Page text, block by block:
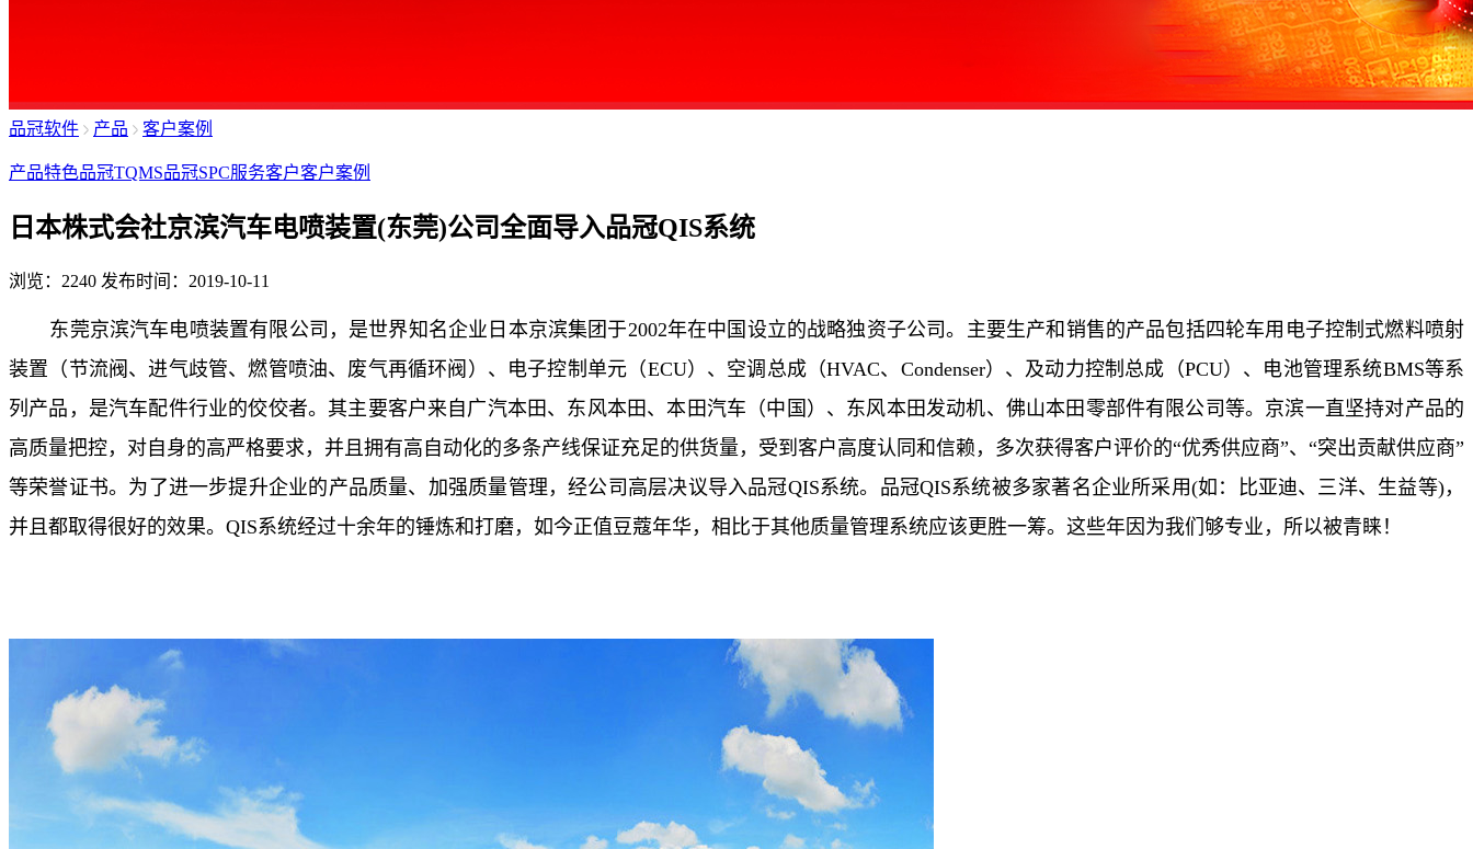
品冠软件 产品 客户案例
产品特色品冠TQMS品冠SPC服务客户客户案例
日本株式会社京滨汽车电喷装置(东莞)公司全面导入品冠QIS系统
浏览：2240 发布时间：2019-10-11
东莞京滨汽车电喷装置有限公司，是世界知名企业日本京滨集团于2002年在中国设立的战略独资子公司。主要生产和销售的产品包括四轮车用电子控制式燃料喷射
装置（节流阀、进气歧管、燃管喷油、废气再循环阀）、电子控制单元（ECU）、空调总成（HVAC、Condenser）、及动力控制总成（PCU）、电池管理系统BMS等系
列产品，是汽车配件行业的佼佼者。其主要客户来自广汽本田、东风本田、本田汽车（中国）、东风本田发动机、佛山本田零部件有限公司等。京滨一直坚持对产品的
高质量把控，对自身的高严格要求，并且拥有高自动化的多条产线保证充足的供货量，受到客户高度认同和信赖，多次获得客户评价的“优秀供应商”、“突出贡献供应商”
等荣誉证书。为了进一步提升企业的产品质量、加强质量管理，经公司高层决议导入品冠QIS系统。品冠QIS系统被多家著名企业所采用(如：比亚迪、三洋、生益等)，
并且都取得很好的效果。QIS系统经过十余年的锤炼和打磨，如今正值豆蔻年华，相比于其他质量管理系统应该更胜一筹。这些年因为我们够专业，所以被青睐！